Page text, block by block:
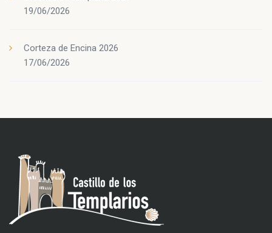
19/06/2026
Corteza de Encina 2026
17/06/2026